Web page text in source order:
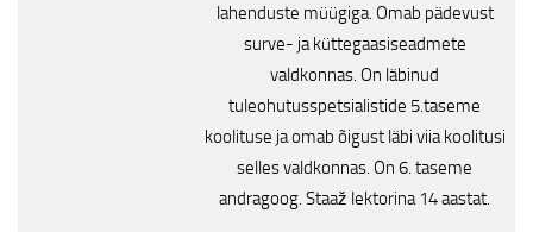
lahenduste müügiga. Omab pädevust
surve- ja küttegaasiseadmete
valdkonnas. On läbinud
tuleohutusspetsialistide 5.taseme
koolituse ja omab õigust läbi viia koolitusi
selles valdkonnas. On 6. taseme
andragoog. Staaž lektorina 14 aastat.